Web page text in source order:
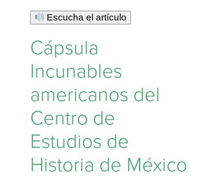
Escucha el artículo
Cápsula
Incunables
americanos del
Centro de
Estudios de
Historia de México